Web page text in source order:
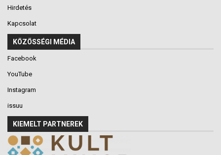
Hirdetés
Kapcsolat
KÖZÖSSÉGI MÉDIA
Facebook
YouTube
Instagram
issuu
KIEMELT PARTNEREK